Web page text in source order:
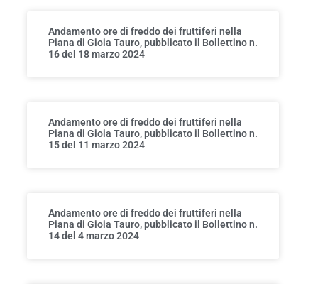
Andamento ore di freddo dei fruttiferi nella
Piana di Gioia Tauro, pubblicato il Bollettino n.
16 del 18 marzo 2024
Andamento ore di freddo dei fruttiferi nella
Piana di Gioia Tauro, pubblicato il Bollettino n.
15 del 11 marzo 2024
Andamento ore di freddo dei fruttiferi nella
Piana di Gioia Tauro, pubblicato il Bollettino n.
14 del 4 marzo 2024